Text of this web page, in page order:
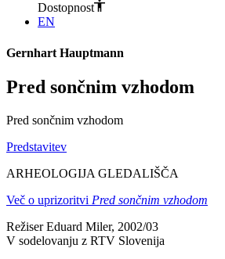
Dostopnost
EN
Gernhart Hauptmann
Pred sončnim vzhodom
Pred sončnim vzhodom
Predstavitev
ARHEOLOGIJA GLEDALIŠČA
Več o uprizoritvi Pred sončnim vzhodom
Režiser Eduard Miler, 2002/03
V sodelovanju z RTV Slovenija